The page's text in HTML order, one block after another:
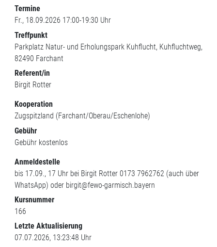
Termine
Fr., 18.09.2026 17:00-19:30 Uhr
Treffpunkt
Parkplatz Natur- und Erholungspark Kuhflucht Kuhfluchtweg
82490 Farchant
Referent/in
Birgit Rotter
Kooperation
Zugspitzland (Farchant/Oberau/Eschenlohe)
Gebühr
Gebühr kostenlos
Anmeldestelle
bis 17.09., 17 Uhr bei Birgit Rotter 0173 7962762 (auch über
WhatsApp) oder birgit@fewo-garmisch.bayern
Kursnummer
166
Letzte Aktualisierung
07.07.2026, 13:23:48 Uhr